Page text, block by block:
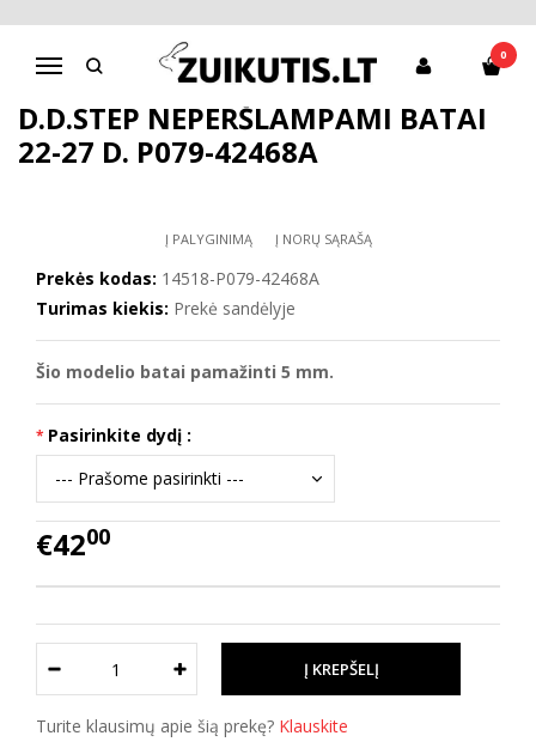
Navigacija
0
Pagrindinis Batai berniukui
D.D.Step batai berniukams
D.D.Step neperšlampami batai 22-27 d. P079-42468A
D.D.STEP NEPERŠLAMPAMI BATAI
22-27 D. P079-42468A
Į PALYGINIMĄ Į NORŲ SĄRAŠĄ
Prekės kodas: 14518-P079-42468A
Turimas kiekis: Prekė sandėlyje
Šio modelio batai pamažinti 5 mm.
Pasirinkite dydį :
€4200
Turite klausimų apie šią prekę? Klauskite